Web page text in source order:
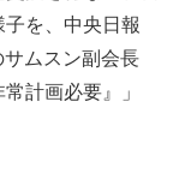
を、中央日報
サムスン副会長
計画必要』」